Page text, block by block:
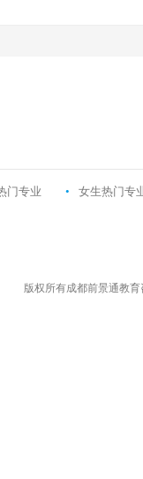
门专业 • 女生热门专
版权所有成都前景通教